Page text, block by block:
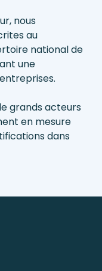
nous
au
national de
une
grands acteurs
en mesure
dans